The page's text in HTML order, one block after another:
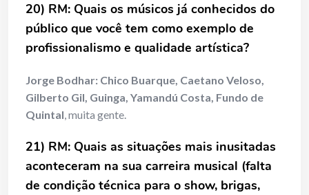
20) RM: Quais os músicos já conhecidos do
público que você tem como exemplo de
profissionalismo e qualidade artística?
Jorge Bodhar: Chico Buarque, Caetano Veloso,
Gilberto Gil, Guinga, Yamandú Costa, Fundo de
Quintal, muita gente.
21) RM: Quais as situações mais inusitadas
aconteceram na sua carreira musical (falta
de condição técnica para o show, brigas,